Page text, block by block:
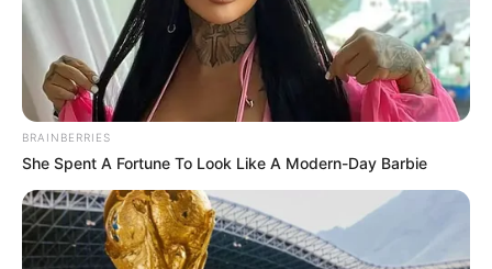
BRAINBERRIES
She Spent A Fortune To Look Like A Modern-Day Barbie